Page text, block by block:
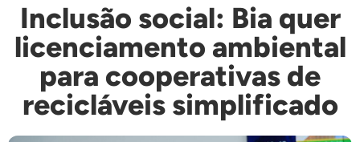
Inclusão social: Bia quer
licenciamento ambiental
para cooperativas de
recicláveis simplificado